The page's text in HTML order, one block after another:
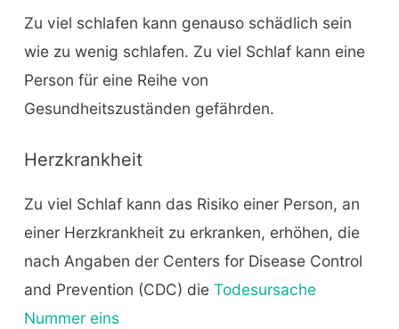
Zu viel schlafen kann genauso schädlich sein
wie zu wenig schlafen. Zu viel Schlaf kann eine
Person für eine Reihe von
Gesundheitszuständen gefährden.
Herzkrankheit
Zu viel Schlaf kann das Risiko einer Person, an
einer Herzkrankheit zu erkranken, erhöhen, die
nach Angaben der Centers for Disease Control
and Prevention (CDC) die Todesursache
Nummer eins